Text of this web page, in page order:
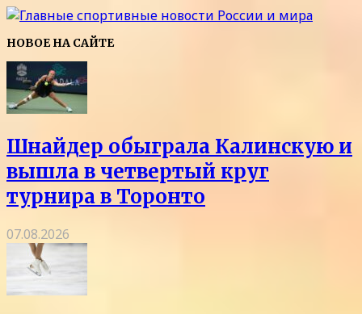
НОВОЕ НА САЙТЕ
Шнайдер обыграла Калинскую и
вышла в четвертый круг
турнира в Торонто
07.08.2026